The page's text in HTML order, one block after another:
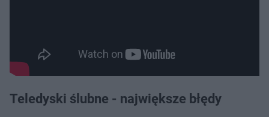
Teledyski ślubne - największe błędy